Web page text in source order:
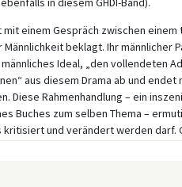
einem Gespräch zwischen einem
beklagt. Ihr männlicher
Ideal, „den vollendeten
aus diesem Drama ab und
Diese Rahmenhandlung – ein
Buches zum selben Thema –
und verändert werden darf.
zur Gleichberechtigung und
eine „natürliche“